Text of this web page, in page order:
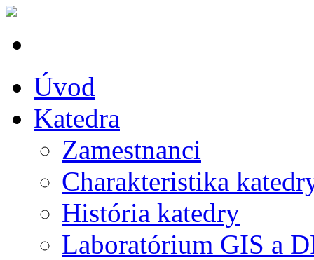
Úvod
Katedra
Zamestnanci
Charakteristika
História katedry
Laboratórium GIS a